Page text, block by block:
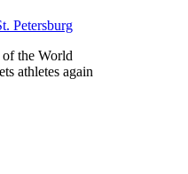
Petersburg
of the World
athletes again